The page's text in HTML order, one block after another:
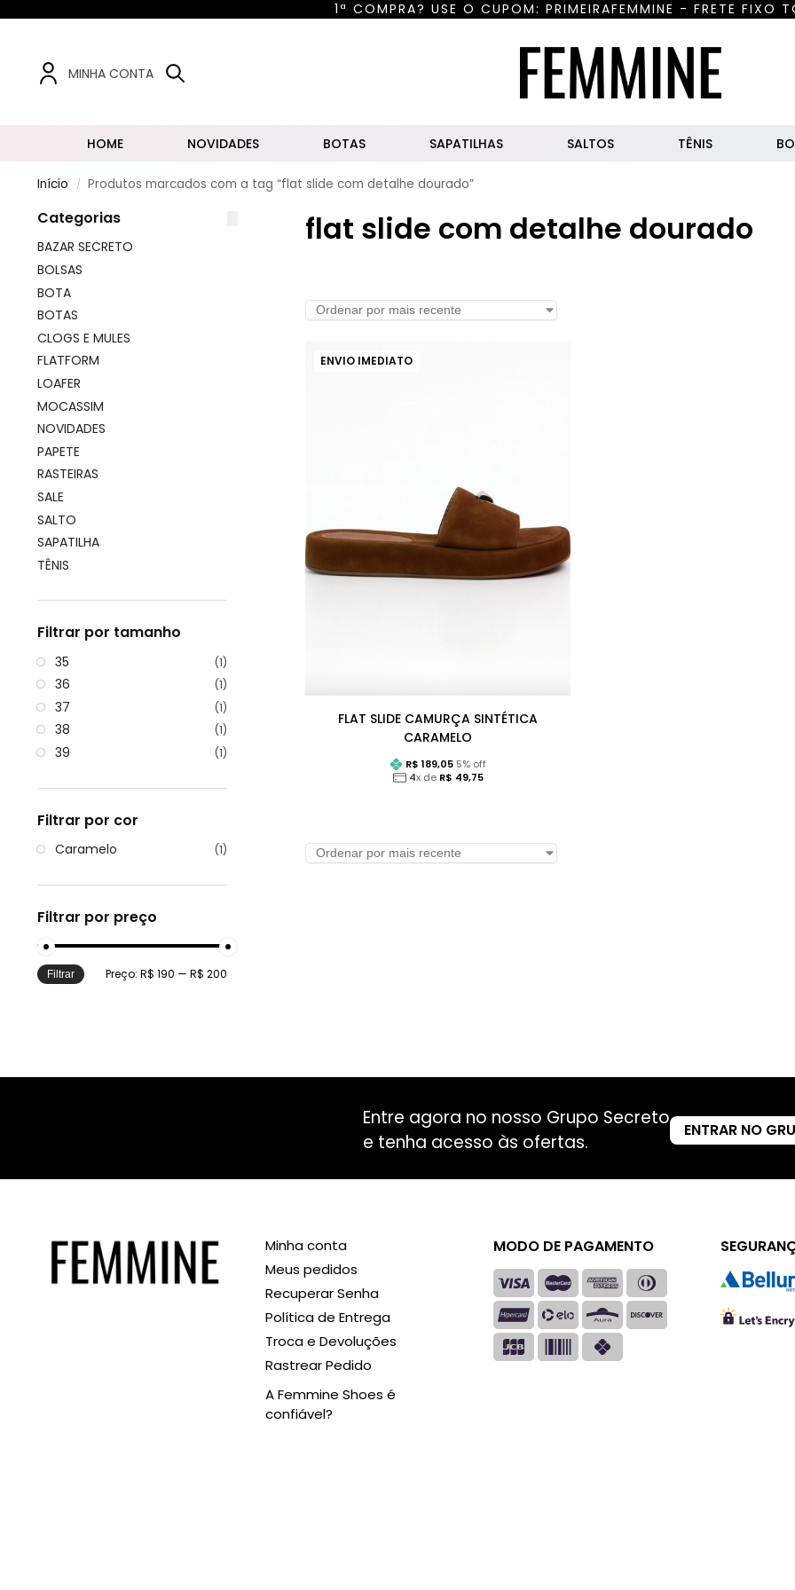
1ª COMPRA? USE O CUPOM: PRIMEIRAFEMMINE - FRETE FIXO
MINHA CONTA
HOME NOVIDADES BOTAS SAPATILHAS SALTOS TÊNIS
Início / Produtos marcados com a tag “flat slide com detalhe dourado”
flat slide com detalhe dourado
ENVIO IMEDIATO
FLAT SLIDE CAMURÇA SINTÉTICA
CARAMELO
R$ 189,05 5% off
4x de R$ 49,75
Categorias
BAZAR SECRETO
BOLSAS
BOTA
BOTAS
CLOGS E MULES
FLATFORM
LOAFER
MOCASSIM
NOVIDADES
PAPETE
RASTEIRAS
SALE
SALTO
SAPATILHA
TÊNIS
Filtrar por tamanho
35 (1)
36 (1)
37 (1)
38 (1)
39 (1)
Filtrar por cor
Caramelo (1)
Filtrar por preço
Filtrar Preço:R$ 190 —R$ 200
Entre agora no nosso Grupo Secreto
e tenha acesso às ofertas.
ENTRAR NO
Minha conta
Meus pedidos
Recuperar Senha
Política de Entrega
Troca e Devoluções
Rastrear Pedido
A Femmine Shoes é
confiável?
MODO DE PAGAMENTO